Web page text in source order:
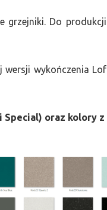
grzejniki. Do
wykończenia
oraz kolory z